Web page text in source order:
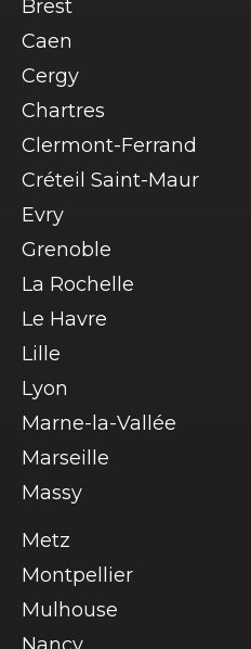
Brest
Caen
Cergy
Chartres
Clermont-Ferrand
Créteil Saint-Maur
Evry
Grenoble
La Rochelle
Le Havre
Lille
Lyon
Marne-la-Vallée
Marseille
Massy
Metz
Montpellier
Mulhouse